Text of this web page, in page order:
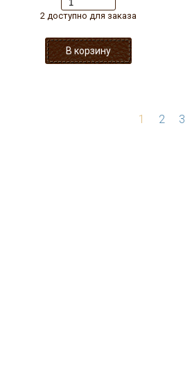
2 доступно для заказа
1 2 3